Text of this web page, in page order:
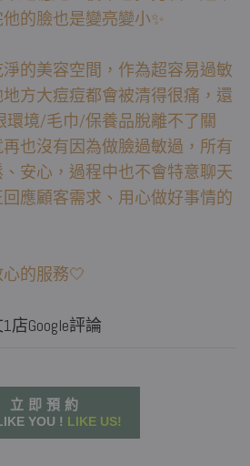
的臉也是變亮變小✨
的美容空間，作為超容易過敏
方大痘痘都會被清得很痛，還
環境/毛巾/保養品脫離不了關
也沒有因為做臉過敏過，所有
安心，過程中也不會特意聊天
應顧客需求、用心做好事情的
的服務🤍
Google評論
立即預約
YOU ! LIKE US!